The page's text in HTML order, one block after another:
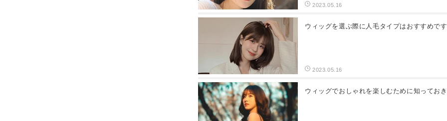
2023.05.16
ウィッグを選ぶ際に人毛タイプはおすすめです
2023.05.16
ウィッグでおしゃれを楽しむために知ってお